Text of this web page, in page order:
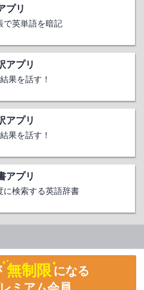
プリ
で英単語を暗記
アプリ
果を話す！
アプリ
果を話す！
アプリ
に検索する英語辞書
無制限になる
ミアム会員